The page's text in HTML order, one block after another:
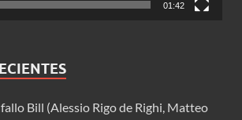
01:42
Bill (Alessio Rigo de Righi, Matteo